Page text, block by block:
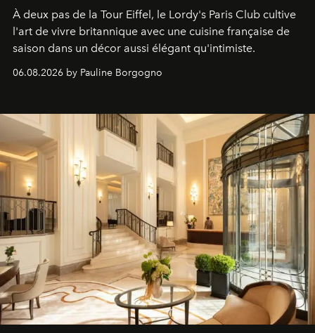
À deux pas de la Tour Eiffel, le Lordy's Paris Club cultive
l'art de vivre britannique avec une cuisine française de
saison dans un décor aussi élégant qu'intimiste.
06.08.2026 by Pauline Borgogno